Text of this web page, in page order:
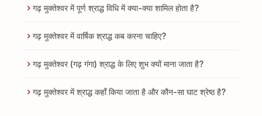
गढ़ मुक्तेश्वर में पूर्ण श्राद्ध विधि में क्या-क्या शामिल होता है?
गढ़ मुक्तेश्वर में वार्षिक श्राद्ध कब करना चाहिए?
गढ़ मुक्तेश्वर (गढ़ गंगा) श्राद्ध के लिए शुभ क्यों माना जाता है?
गढ़ मुक्तेश्वर में श्राद्ध कहाँ किया जाता है और कौन-सा घाट श्रेष्ठ है?